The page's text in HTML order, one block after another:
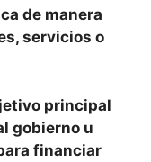
de manera
servicios o
principal
gobierno u
financiar